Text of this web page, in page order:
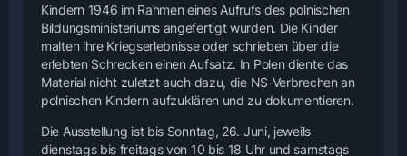
Kindern 1946 im Rahmen eines Aufrufs des polnischen
Bildungsministeriums angefertigt wurden. Die Kinder
malten ihre Kriegserlebnisse oder schrieben über die
erlebten Schrecken einen Aufsatz. In Polen diente das
Material nicht zuletzt auch dazu, die NS-Verbrechen an
polnischen Kindern aufzuklären und zu dokumentieren.
Die Ausstellung ist bis Sonntag, 26. Juni, jeweils
dienstags bis freitags von 10 bis 18 Uhr und samstags